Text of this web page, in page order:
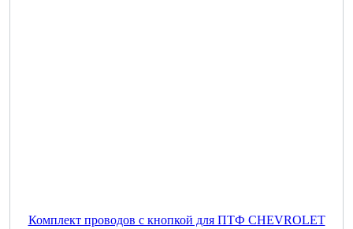
Комплект проводов с кнопкой для ПТФ CHEVROLET